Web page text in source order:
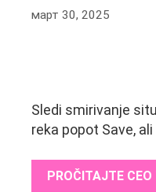
март 30, 2025
Sledi smirivanje
reka popot Save, ali
PROČITAJTE